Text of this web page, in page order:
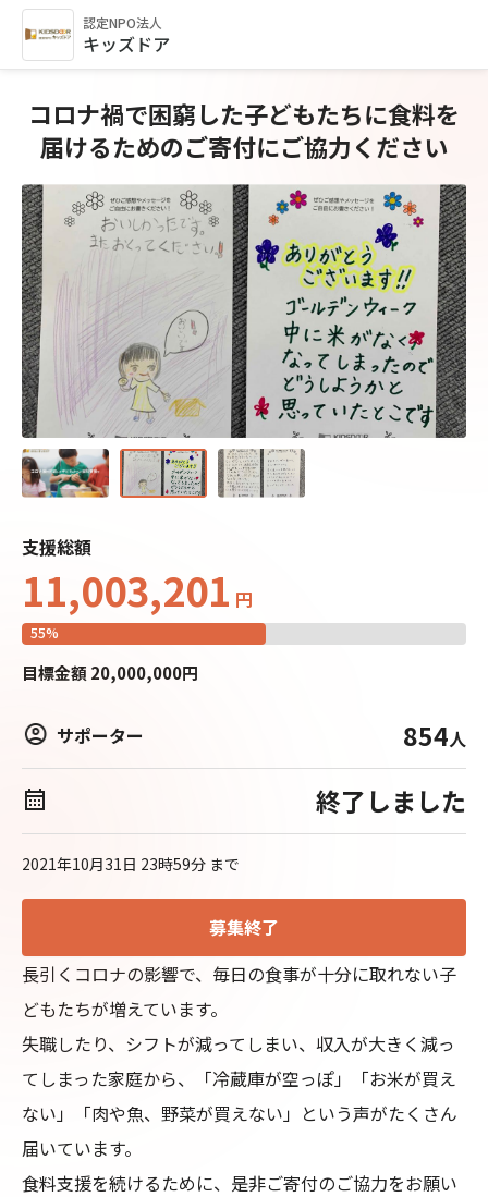
認定NPO法人
キッズドア
コロナ禍で困窮した子どもたちに食料を
届けるためのご寄付にご協力ください
支援総額
11,003,201 円
55%
目標金額 20,000,000円
サポーター 854人
終了しました
2021年10月31日 23時59分 まで
募集終了
長引くコロナの影響で、毎日の食事が十分に取れない子
どもたちが増えています。
失職したり、シフトが減ってしまい、収入が大きく減っ
てしまった家庭から、「冷蔵庫が空っぽ」「お米が買え
ない」「肉や魚、野菜が買えない」という声がたくさん
届いています。
食料支援を続けるために、是非ご寄付のご協力をお願い